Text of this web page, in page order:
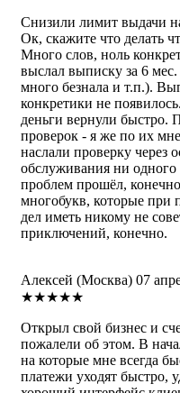
Снизили лимит выдачи
Ок, скажите что делать
Много слов, ноль
выслал выписку за 6
много безнала и т.п.).
конкретики не
деньги вернули быстро.
проверок - я же по их
наслали проверку через
обслуживания ни
проблем прошёл,
многобукв, которые при
дел иметь никому не
приключений, конечно.
Алексей (Москва) 07
★★★★★
Открыл свой бизнес и
пожалели об этом. В
на которые мне всегда
платежи уходят быстро,